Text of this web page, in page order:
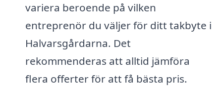
variera beroende på vilken
entreprenör du väljer för ditt takbyte i
Halvarsgårdarna. Det
rekommenderas att alltid jämföra
flera offerter för att få bästa pris.